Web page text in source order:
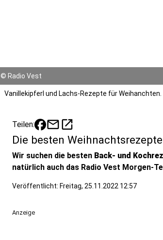
© Radio Vest
Vanillekipferl und Lachs-Rezepte für Weihanchten.
Teilen: mailopen_in_new
Die besten
Wir suchen die besten Back- und
natürlich auch das Radio Vest Morgen-
Veröffentlicht: Freitag, 25.11.2022 12:57
Anzeige